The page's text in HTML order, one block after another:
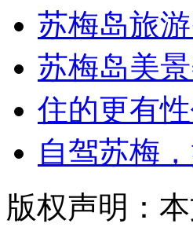
苏梅岛旅
苏梅岛美
住的更有
自驾苏梅
版权声明：